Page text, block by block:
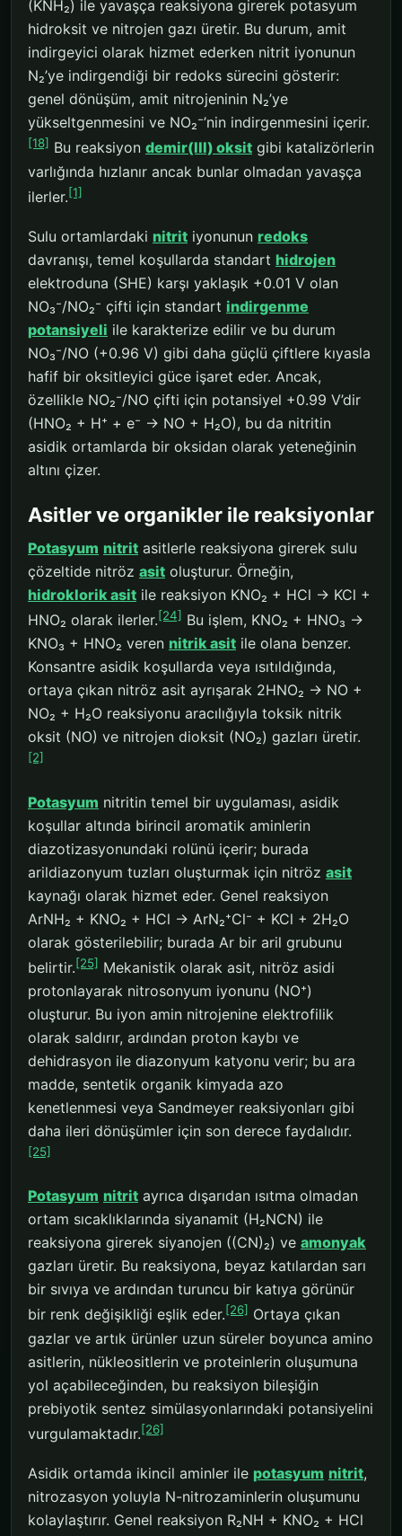
(KNH₂) ile yavaşça reaksiyona girerek potasyum
hidroksit ve nitrojen gazı üretir. Bu durum, amit
indirgeyici olarak hizmet ederken nitrit iyonunun
N₂’ye indirgendiği bir redoks sürecini gösterir:
genel dönüşüm, amit nitrojeninin N₂’ye
yükseltgenmesini ve NO₂⁻’nin indirgenmesini içerir.
[18] Bu reaksiyon demir(III) oksit gibi katalizörlerin
varlığında hızlanır ancak bunlar olmadan yavaşça
ilerler.[1]
Sulu ortamlardaki nitrit iyonunun redoks
davranışı, temel koşullarda standart hidrojen
elektroduna (SHE) karşı yaklaşık +0.01 V olan
NO₃⁻/NO₂⁻ çifti için standart indirgenme
potansiyeli ile karakterize edilir ve bu durum
NO₃⁻/NO (+0.96 V) gibi daha güçlü çiftlere kıyasla
hafif bir oksitleyici güce işaret eder. Ancak,
özellikle NO₂⁻/NO çifti için potansiyel +0.99 V’dir
(HNO₂ + H⁺ + e⁻ → NO + H₂O), bu da nitritin
asidik ortamlarda bir oksidan olarak yeteneğinin
altını çizer.
Asitler ve organikler ile reaksiyonlar
Potasyum nitrit asitlerle reaksiyona girerek sulu
çözeltide nitröz asit oluşturur. Örneğin,
hidroklorik asit ile reaksiyon KNO₂ + HCl → KCl +
HNO₂ olarak ilerler.[24] Bu işlem, KNO₂ + HNO₃ →
KNO₃ + HNO₂ veren nitrik asit ile olana benzer.
Konsantre asidik koşullarda veya ısıtıldığında,
ortaya çıkan nitröz asit ayrışarak 2HNO₂ → NO +
NO₂ + H₂O reaksiyonu aracılığıyla toksik nitrik
oksit (NO) ve nitrojen dioksit (NO₂) gazları üretir.
[2]
Potasyum nitritin temel bir uygulaması, asidik
koşullar altında birincil aromatik aminlerin
diazotizasyonundaki rolünü içerir; burada
arildiazonyum tuzları oluşturmak için nitröz asit
kaynağı olarak hizmet eder. Genel reaksiyon
ArNH₂ + KNO₂ + HCl → ArN₂⁺Cl⁻ + KCl + 2H₂O
olarak gösterilebilir; burada Ar bir aril grubunu
belirtir.[25] Mekanistik olarak asit, nitröz asidi
protonlayarak nitrosonyum iyonunu (NO⁺)
oluşturur. Bu iyon amin nitrojenine elektrofilik
olarak saldırır, ardından proton kaybı ve
dehidrasyon ile diazonyum katyonu verir; bu ara
madde, sentetik organik kimyada azo
kenetlenmesi veya Sandmeyer reaksiyonları gibi
daha ileri dönüşümler için son derece faydalıdır.
[25]
Potasyum nitrit ayrıca dışarıdan ısıtma olmadan
ortam sıcaklıklarında siyanamit (H₂NCN) ile
reaksiyona girerek siyanojen ((CN)₂) ve amonyak
gazları üretir. Bu reaksiyona, beyaz katılardan sarı
bir sıvıya ve ardından turuncu bir katıya görünür
bir renk değişikliği eşlik eder.[26] Ortaya çıkan
gazlar ve artık ürünler uzun süreler boyunca amino
asitlerin, nükleositlerin ve proteinlerin oluşumuna
yol açabileceğinden, bu reaksiyon bileşiğin
prebiyotik sentez simülasyonlarındaki potansiyelini
vurgulamaktadır.[26]
Asidik ortamda ikincil aminler ile potasyum nitrit,
nitrozasyon yoluyla N-nitrozaminlerin oluşumunu
kolaylaştırır. Genel reaksiyon R₂NH + KNO₂ + HCl